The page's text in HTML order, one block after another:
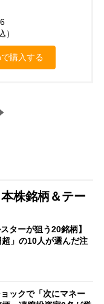
）
購入する
株銘柄＆テー
ターが狙う20銘柄】
超」の10人が選んだ注
ックで「次にマネー